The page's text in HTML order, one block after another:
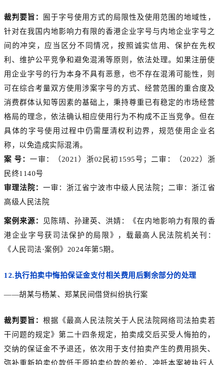
裁判要旨：
囿于字号使用方式的局限性及使用范围的地域性，
针对在我国内地影响力有限的香港企业字号与内地企业字号之
间的冲突，应当区分不同情况，按照诚实信用、保护在先权
利、维护公平竞争和避免混淆等原则，依法处理。如果注册使
用企业字号的行为本身不具有恶意，也不存在混淆可能性，则
可在综合考量双方使用涉案字号的方式、经营范围的重合度及
消费群体认知等因素的基础上，秉持尊重已有稳定的市场经营
格局的理念，依法确认相应使用行为不构成不正当竞争。但在
具体的字号使用过程中仍需厘清权利边界，规范使用企业名
称，以免造成实际混淆。
案 号：一审：（2021）浙02民初1595号；二审：（2022）浙
民终1140号
审理法院：一审：浙江省宁波市中级人民法院；二审：浙江省
高级人民法院
案例来源：
见陈晴、孙建英、洪婧：《在内地影响力有限的香
港企业字号获司法保护的局限》，载最高人民法院机关刊：
《人民司法·案例》2024年第5期。
12.执行拍卖中悔拍保证金支付相关费用后剩余部分的处理
——胡某与杨某、郑某民间借贷纠纷执行案
裁判要旨：根据《最高人民法院关于人民法院网络司法拍卖若
干问题的规定》第二十四条规定，拍卖成交后买受人悔拍的，
交纳的保证金不予退还，依次用于支付拍卖产生的费用损失、
弥补重新拍卖价款低于原拍卖价款的差价、冲抵本案被执行人